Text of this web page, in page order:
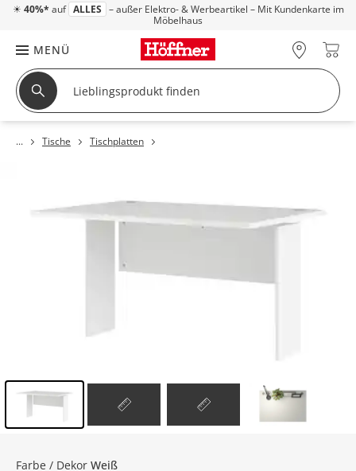
☀ 40%* auf ALLES – außer Elektro- & Werbeartikel – Mit Kundenkarte im
Möbelhaus
MENÜ
Tische Tischplatten
Farbe / Dekor Weiß